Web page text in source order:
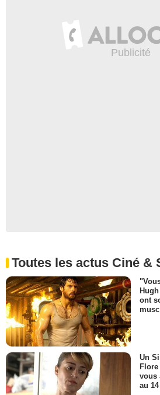
Toutes les actus Ciné &
ont
Un
vous
au